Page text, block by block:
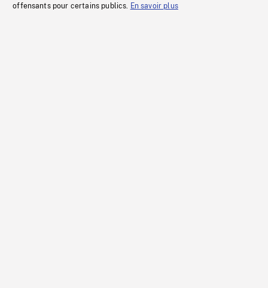
offensants pour certains publics. En savoir plus